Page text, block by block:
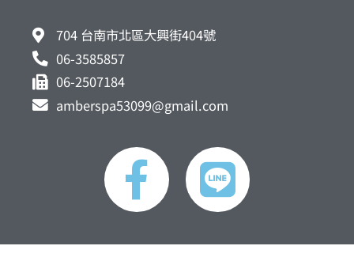
704 台南市北區大興街404號
06-3585857
06-2507184
amberspa53099@gmail.com
F
a
c
L
i
n